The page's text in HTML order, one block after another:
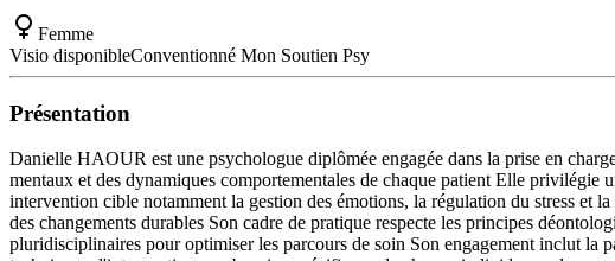
Femme
Visio disponibleConventionné Mon Soutien Psy
Présentation
Danielle HAOUR est une psychologue diplômée engagée dans la prise en
mentaux et des dynamiques comportementales de chaque patient Elle privilégie
intervention cible notamment la gestion des émotions, la régulation du stress et
des changements durables Son cadre de pratique respecte les principes
pluridisciplinaires pour optimiser les parcours de soin Son engagement inclut la